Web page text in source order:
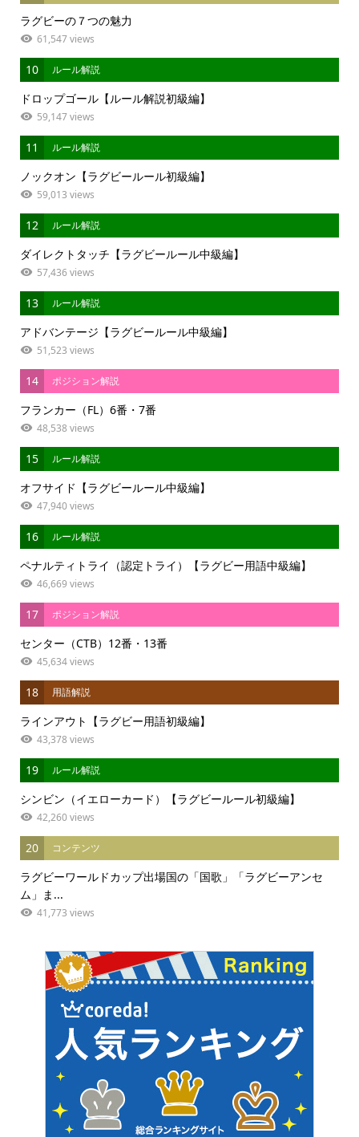
ラグビーの７つの魅力
61,547 views
10 ルール解説
ドロップゴール【ルール解説初級編】
59,147 views
11 ルール解説
ノックオン【ラグビールール初級編】
59,013 views
12 ルール解説
ダイレクトタッチ【ラグビールール中級編】
57,436 views
13 ルール解説
アドバンテージ【ラグビールール中級編】
51,523 views
14 ポジション解説
フランカー（FL）6番・7番
48,538 views
15 ルール解説
オフサイド【ラグビールール中級編】
47,940 views
16 ルール解説
ペナルティトライ（認定トライ）【ラグビー用語中級編】
46,669 views
17 ポジション解説
センター（CTB）12番・13番
45,634 views
18 用語解説
ラインアウト【ラグビー用語初級編】
43,378 views
19 ルール解説
シンビン（イエローカード）【ラグビールール初級編】
42,260 views
20 コンテンツ
ラグビーワールドカップ出場国の「国歌」「ラグビーアンセ
ム」ま...
41,773 views